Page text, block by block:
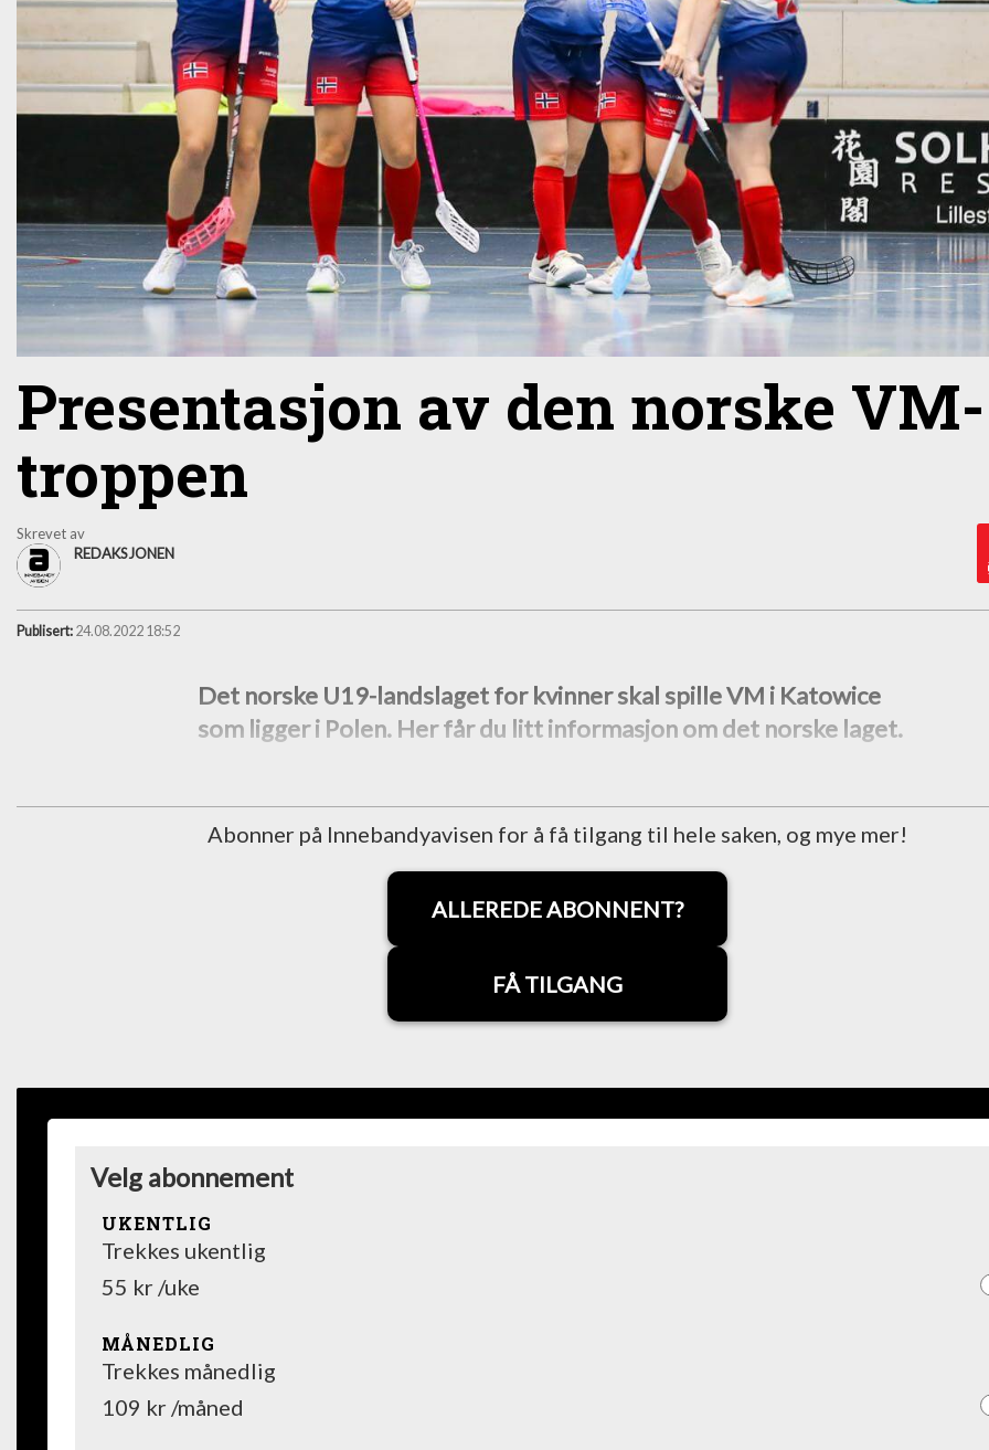
Presentasjon av den norske VM-
troppen
Skrevet av
REDAKSJONEN
Publisert: 24.08.2022 18:52
Det norske U19-landslaget for kvinner skal spille VM i Katowice
som ligger i Polen. Her får du litt informasjon om det norske laget.
Abonner på Innebandyavisen for å få tilgang til hele saken, og mye mer!
ALLEREDE ABONNENT?
FÅ TILGANG
Velg abonnement
UKENTLIG
Trekkes ukentlig
55 kr /uke
MÅNEDLIG
Trekkes månedlig
109 kr /måned